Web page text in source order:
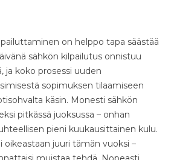
on helppo tapa säästää
sähkön kilpailutus onnistuu
ja koko prosessi uuden
sopimuksen tilaamiseen
käsin. Monesti sähkön
pitkässä juoksussa – onhan
pieni kuukausittainen kulu.
oikeastaan juuri tämän vuoksi –